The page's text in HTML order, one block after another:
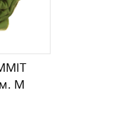
M